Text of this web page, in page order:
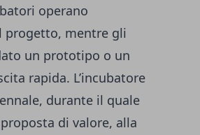
operano
progetto, mentre gli
un prototipo o un
rapida. L’incubatore
durante il quale
di valore, alla